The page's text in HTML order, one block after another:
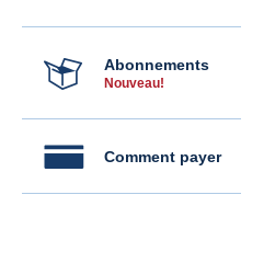
Abonnements
Nouveau!
Comment payer